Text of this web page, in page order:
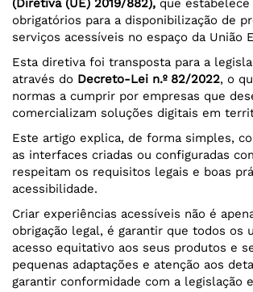
(Diretiva (UE) 2019/882), que
obrigatórios para a disponibilização de
serviços acessíveis no espaço da União
Esta diretiva foi transposta para a
através do Decreto-Lei n.º 82/2022, o
normas a cumprir por empresas que
comercializam soluções digitais em
Este artigo explica, de forma simples,
as interfaces criadas ou configuradas
respeitam os requisitos legais e boas
acessibilidade.
Criar experiências acessíveis não é
obrigação legal, é garantir que todos os
acesso equitativo aos seus produtos e
pequenas adaptações e atenção aos
garantir conformidade com a legislação